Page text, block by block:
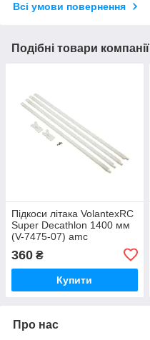
Всі умови повернення
Подібні товари компанії
Підкоси літака VolantexRC
Super Decathlon 1400 мм
(V-7475-07) amc
360 ₴
Купити
Про нас